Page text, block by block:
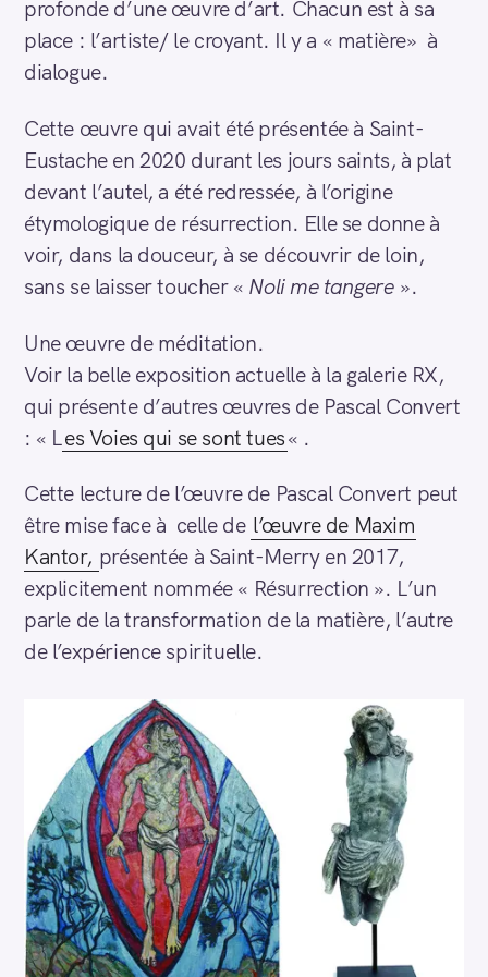
profonde d’une œuvre d’art. Chacun est à sa
place : l’artiste/ le croyant. Il y a « matière» à
dialogue.
Cette œuvre qui avait été présentée à Saint-
Eustache en 2020 durant les jours saints, à plat
devant l’autel, a été redressée, à l’origine
étymologique de résurrection. Elle se donne à
voir, dans la douceur, à se découvrir de loin,
sans se laisser toucher « Noli me tangere ».
Une œuvre de méditation.
Voir la belle exposition actuelle à la galerie RX,
qui présente d’autres œuvres de Pascal Convert
: « Les Voies qui se sont tues« .
Cette lecture de l’œuvre de Pascal Convert peut
être mise face à celle de l’œuvre de Maxim
Kantor, présentée à Saint-Merry en 2017,
explicitement nommée « Résurrection ». L’un
parle de la transformation de la matière, l’autre
de l’expérience spirituelle.